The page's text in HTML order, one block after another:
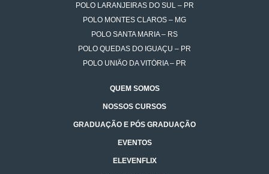
POLO LARANJEIRAS DO SUL – PR
POLO MONTES CLAROS – MG
POLO SANTA MARIA – RS
POLO QUEDAS DO IGUAÇU – PR
POLO UNIÃO DA VITÓRIA – PR
QUEM SOMOS
NOSSOS CURSOS
GRADUAÇÃO E PÓS GRADUAÇÃO
EVENTOS
ELEVENFLIX